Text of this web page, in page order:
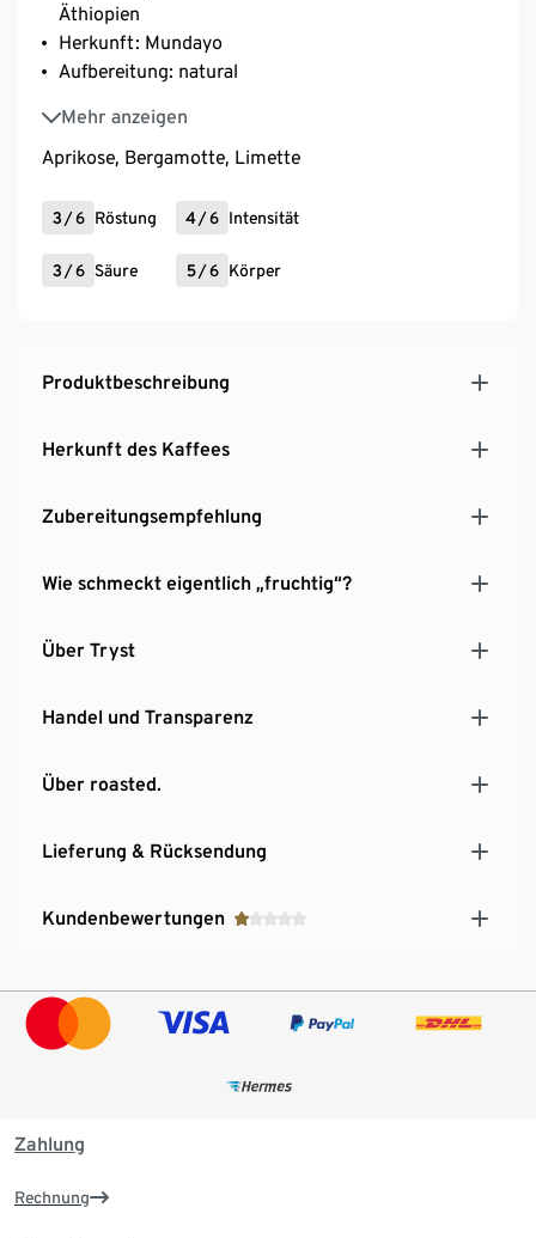
Äthiopien
Herkunft: Mundayo
Aufbereitung: natural
Mehr anzeigen
Varietät: Heirloom
Aprikose, Bergamotte, Limette
3 /6 Röstung 4/6 Intensität
3 /6 Säure 5 /6 Körper
Produktbeschreibung
Herkunft des Kaffees
Zubereitungsempfehlung
Wie schmeckt eigentlich „fruchtig“?
Über Tryst
Handel und Transparenz
Über roasted.
Lieferung & Rücksendung
Kundenbewertungen
Zahlung
Rechnung